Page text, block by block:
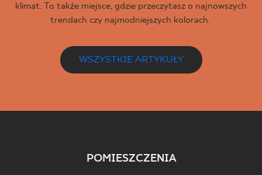
klimat. To także miejsce, gdzie przeczytasz o najnowszych
trendach czy najmodniejszych kolorach.
WSZYSTKIE ARTYKUŁY
POMIESZCZENIA